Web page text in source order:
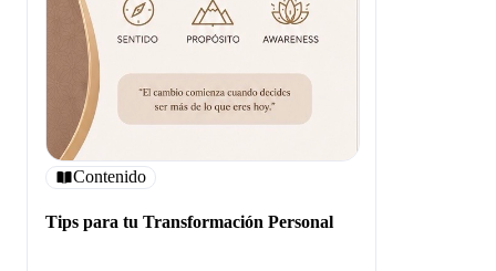
Contenido
Tips para tu Transformación Personal